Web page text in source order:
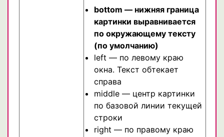
bottom — нижняя граница
картинки выравнивается
по окружающему тексту
(по умолчанию)
left — по левому краю
окна. Текст обтекает
справа
middle — центр картинки
по базовой линии текущей
строки
right — по правому краю